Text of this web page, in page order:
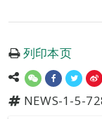
列印本页
NEWS-1-5-